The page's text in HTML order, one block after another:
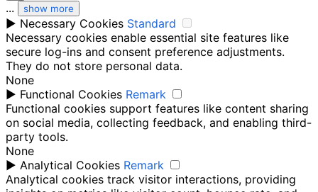
... show more
► Necessary Cookies Standard
Necessary cookies enable essential site features like
secure log-ins and consent preference adjustments.
They do not store personal data.
None
► Functional Cookies Remark
Functional cookies support features like content sharing
on social media, collecting feedback, and enabling third-
party tools.
None
► Analytical Cookies Remark
Analytical cookies track visitor interactions, providing